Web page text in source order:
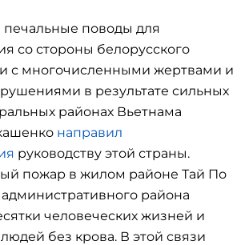
поводы для
со стороны белорусского
с многочисленными жертвами и
в результате сильных
районах Вьетнама
направил
руководству этой страны.
пожар в жилом районе Тай По
района
человеческих жизней и
без крова. В этой связи